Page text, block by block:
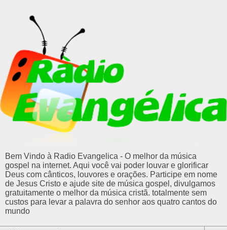
Bem Vindo à Radio Evangelica - O melhor da música
gospel na internet. Aqui você vai poder louvar e glorificar
Deus com cânticos, louvores e orações. Participe em nome
de Jesus Cristo e ajude site de música gospel, divulgamos
gratuitamente o melhor da música cristã. totalmente sem
custos para levar a palavra do senhor aos quatro cantos do
mundo